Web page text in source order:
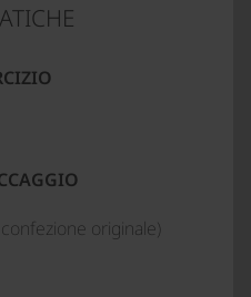
originale)